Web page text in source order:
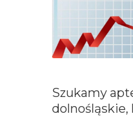
Szukamy
dolnośląskie,